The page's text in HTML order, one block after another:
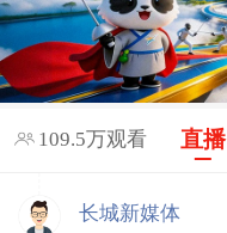
直播
长城新媒体
109.5万观看